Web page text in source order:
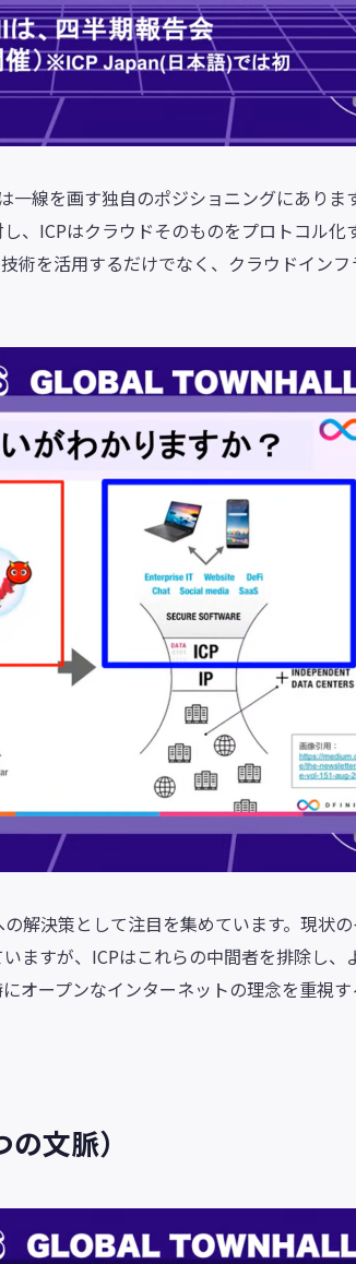
線を画す独自のポジショニングにありま
、ICPはクラウドそのものをプロトコル化
術を活用するだけでなく、クラウドイン
解決策として注目を集めています。現状
ますが、ICPはこれらの中間者を排除し、
オープンなインターネットの理念を重視
文脈）